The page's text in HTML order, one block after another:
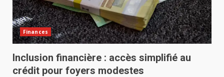
Finances
Inclusion financière : accès simplifié au
crédit pour foyers modestes